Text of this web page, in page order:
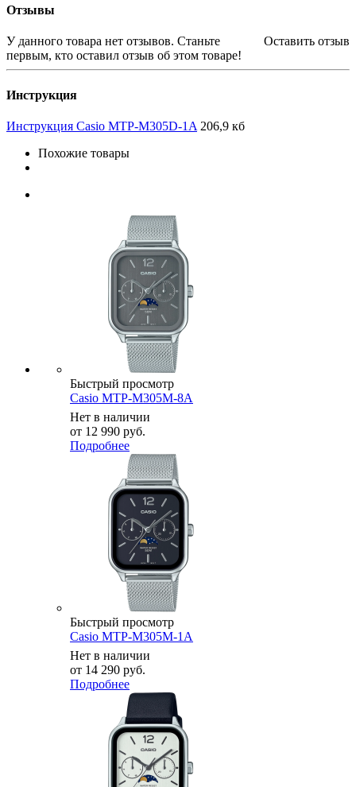
Отзывы
Оставить отзыв
У данного товара нет отзывов. Станьте
первым, кто оставил отзыв об этом товаре!
Инструкция
Инструкция Casio MTP-M305D-1A 206,9 кб
Похожие товары
Быстрый просмотр
Casio MTP-M305M-8A
Нет в наличии
от 12 990 руб.
Подробнее
Быстрый просмотр
Casio MTP-M305M-1A
Нет в наличии
от 14 290 руб.
Подробнее